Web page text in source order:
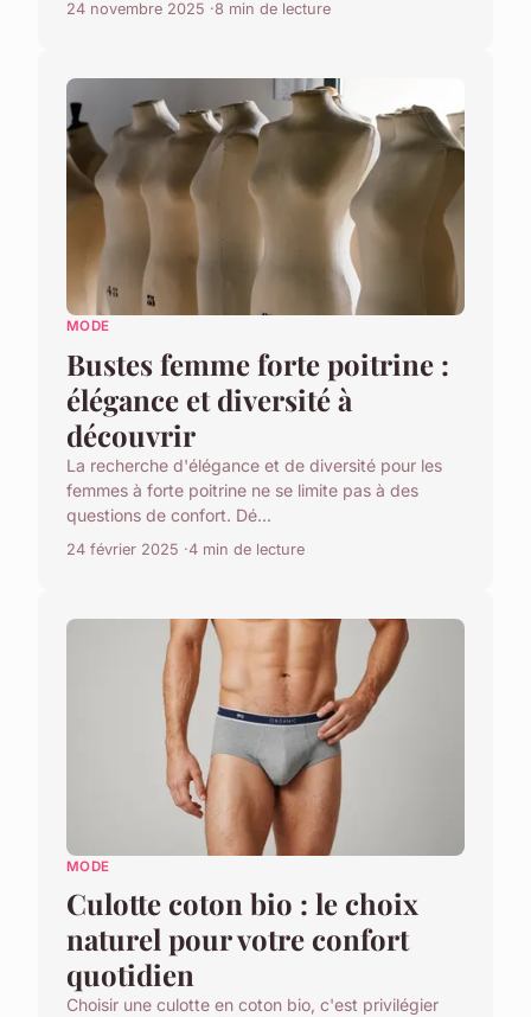
24 novembre 2025 8 min de lecture
MODE
Bustes femme forte poitrine :
élégance et diversité à
découvrir
La recherche d'élégance et de diversité pour les
femmes à forte poitrine ne se limite pas à des
questions de confort. Dé...
24 février 2025 4 min de lecture
MODE
Culotte coton bio : le choix
naturel pour votre confort
quotidien
Choisir une culotte en coton bio, c'est privilégier